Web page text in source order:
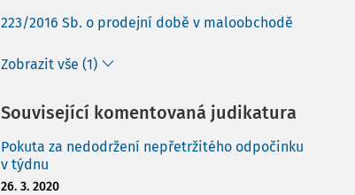
223/2016 Sb. o prodejní době v maloobchodě
Zobrazit vše (1)
Související komentovaná judikatura
Pokuta za nedodržení nepřetržitého odpočinku
v týdnu
26. 3. 2020